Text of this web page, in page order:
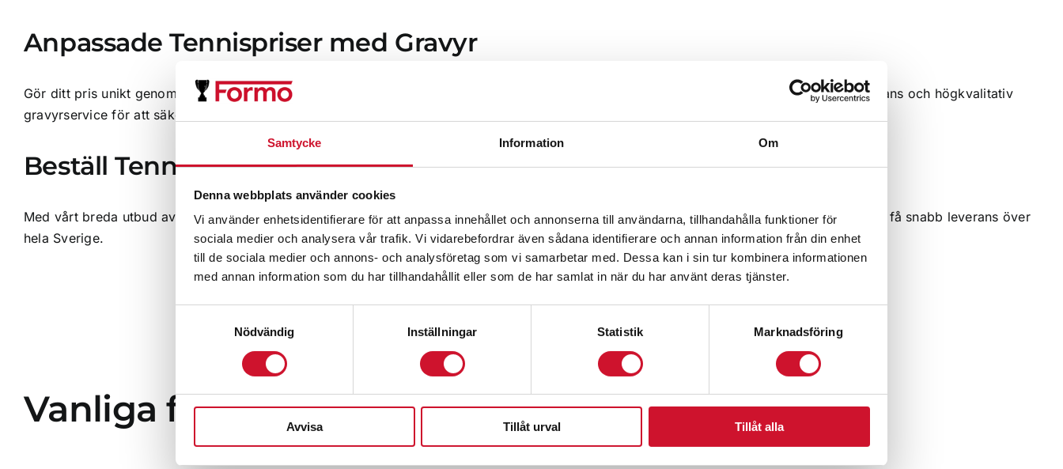
Samtycke Information Om
Denna webbplats använder cookies
Vi använder enhetsidentifierare för att anpassa innehållet och annonserna till användarna, tillhandahålla funktioner för
sociala medier och analysera vår trafik. Vi vidarebefordrar även sådana identifierare och annan information från din enhet
till de sociala medier och annons- och analysföretag som vi samarbetar med. Dessa kan i sin tur kombinera informationen
med annan information som du har tillhandahållit eller som de har samlat in när du har använt deras tjänster.
Nödvändig
Inställningar Statistik Marknadsföring
Avvisa Tillåt urval Tillåt alla
Anpassade Tennispriser med Gravyr
Gör ditt pris unikt genom att lägga till en personlig gravyr med turneringens namn, datum eller spelarens prestation. Vi erbjuder snabb leverans och högkvalitativ
gravyrservice för att säkerställa att dina priser blir minnesvärda.
Beställ Tennispriser Online hos Formo
Med vårt breda utbud av tennispokaler, medaljer och troféerkan du enkelt hitta det perfekta priset för din tävling. Beställ smidigt online och få snabb leverans över
hela Sverige.
Vanliga frågor om tennispriser från Formo